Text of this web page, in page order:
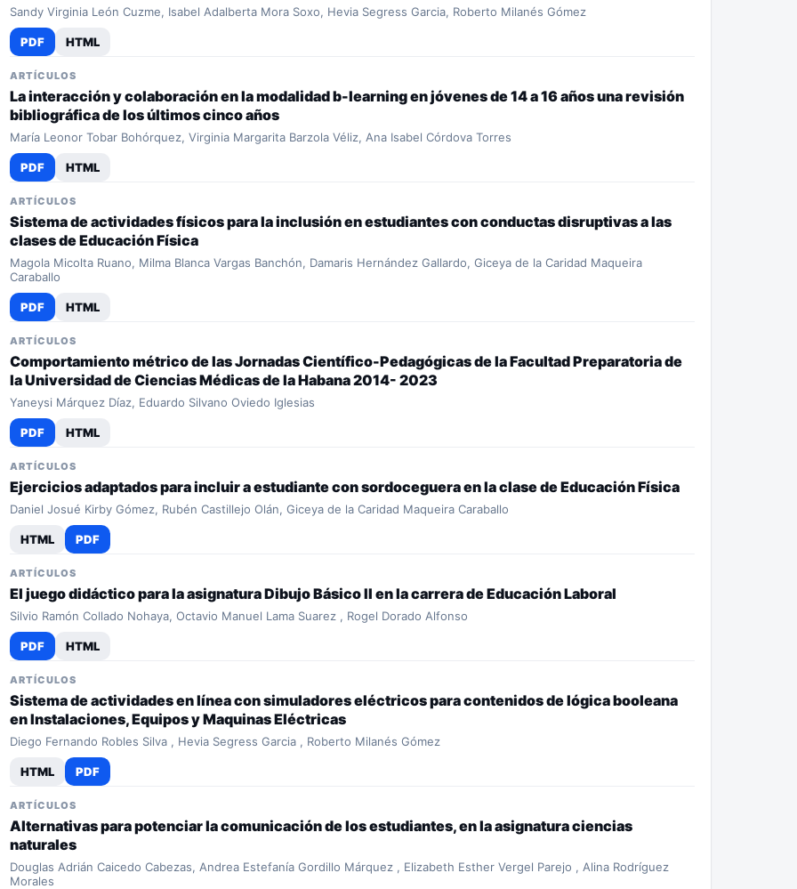
Sandy Virginia León Cuzme, Isabel Adalberta Mora Soxo, Hevia Segress Garcia, Roberto Milanés Gómez
PDF HTML
ARTÍCULOS
La interacción y colaboración en la modalidad b-learning en jóvenes de 14 a 16 años una revisión
bibliográfica de los últimos cinco años
María Leonor Tobar Bohórquez, Virginia Margarita Barzola Véliz, Ana Isabel Córdova Torres
PDF HTML
ARTÍCULOS
Sistema de actividades físicos para la inclusión en estudiantes con conductas disruptivas a las
clases de Educación Física
Magola Micolta Ruano, Milma Blanca Vargas Banchón, Damaris Hernández Gallardo, Giceya de la Caridad Maqueira
Caraballo
PDF HTML
ARTÍCULOS
Comportamiento métrico de las Jornadas Científico-Pedagógicas de la Facultad Preparatoria de
la Universidad de Ciencias Médicas de la Habana 2014- 2023
Yaneysi Márquez Díaz, Eduardo Silvano Oviedo Iglesias
PDF HTML
ARTÍCULOS
Ejercicios adaptados para incluir a estudiante con sordoceguera en la clase de Educación Física
Daniel Josué Kirby Gómez, Rubén Castillejo Olán, Giceya de la Caridad Maqueira Caraballo
HTML PDF
ARTÍCULOS
El juego didáctico para la asignatura Dibujo Básico II en la carrera de Educación Laboral
Silvio Ramón Collado Nohaya, Octavio Manuel Lama Suarez , Rogel Dorado Alfonso
PDF HTML
ARTÍCULOS
Sistema de actividades en línea con simuladores eléctricos para contenidos de lógica booleana
en Instalaciones, Equipos y Maquinas Eléctricas
Diego Fernando Robles Silva , Hevia Segress Garcia , Roberto Milanés Gómez
HTML PDF
ARTÍCULOS
Alternativas para potenciar la comunicación de los estudiantes, en la asignatura ciencias
naturales
Douglas Adrián Caicedo Cabezas, Andrea Estefanía Gordillo Márquez , Elizabeth Esther Vergel Parejo , Alina Rodríguez
Morales